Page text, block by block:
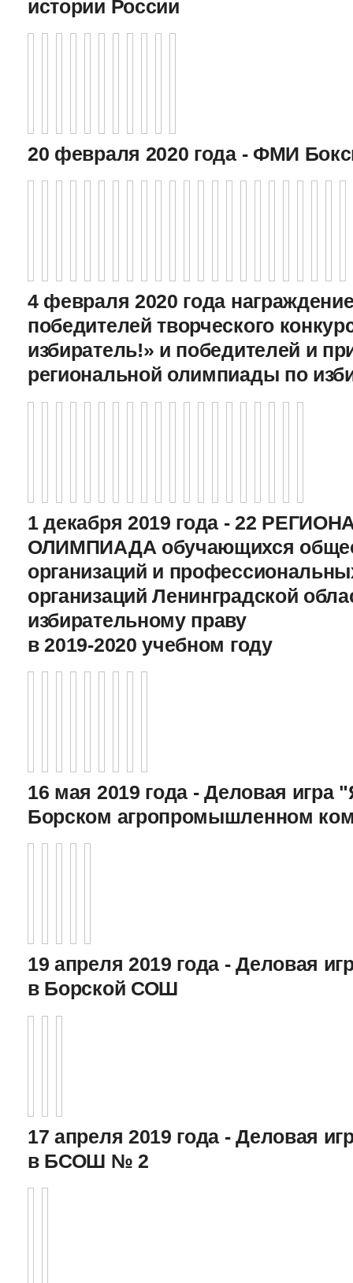
истории России
20 февраля 2020 года - ФМИ
4 февраля 2020 года
победителей творческого
избиратель!» и победителей и
региональной олимпиады по
1 декабря 2019 года - 22
ОЛИМПИАДА обучающихся
организаций и
организаций Ленинградской
избирательному праву
в 2019-2020 учебном году
16 мая 2019 года - Деловая игра
Борском агропромышленном
19 апреля 2019 года - Деловая
в Борской СОШ
17 апреля 2019 года - Деловая
в БСОШ № 2